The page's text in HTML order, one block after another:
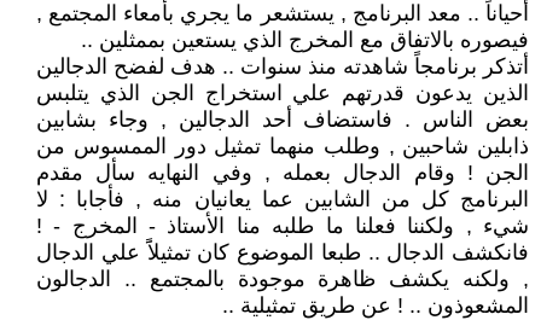
أحياناً .. معد البرنامج , يستشعر ما يجري بأمعاء المجتمع ,
فيصوره بالاتفاق مع المخرج الذي يستعين بممثلين ..
أتذكر برنامجاً شاهدته منذ سنوات .. هدف لفضح الدجالين
الذين يدعون قدرتهم علي استخراج الجن الذي يتلبس
بعض الناس . فاستضاف أحد الدجالين , وجاء بشابين
ذابلين شاحبين , وطلب منهما تمثيل دور الممسوس من
الجن ! وقام الدجال بعمله , وفي النهايه سأل مقدم
البرنامج كل من الشابين عما يعانيان منه , فأجابا : لا
شيء , ولكننا فعلنا ما طلبه منا الأستاذ - المخرج - !
فانكشف الدجال .. طبعا الموضوع كان تمثيلاًَ علي الدجال
, ولكنه يكشف ظاهرة موجودة بالمجتمع .. الدجالون
المشعوذون .. ! عن طريق تمثيلية ..